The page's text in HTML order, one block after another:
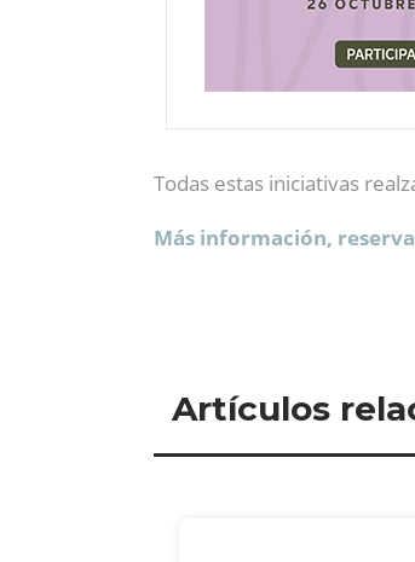
Todas estas iniciativas
Más información,
Artículos